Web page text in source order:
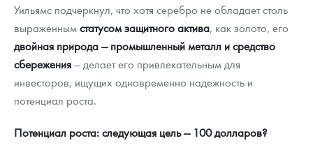
Уильямс подчеркнул, что хотя серебро не обладает столь
выраженнымстатусом защитного актива, как золото, его
двойная природа — промышленный металл и средство
сбережения— делает его привлекательным для
инвесторов, ищущих одновременно надежность и
потенциал роста.
Потенциал роста: следующая цель — 100 долларов?